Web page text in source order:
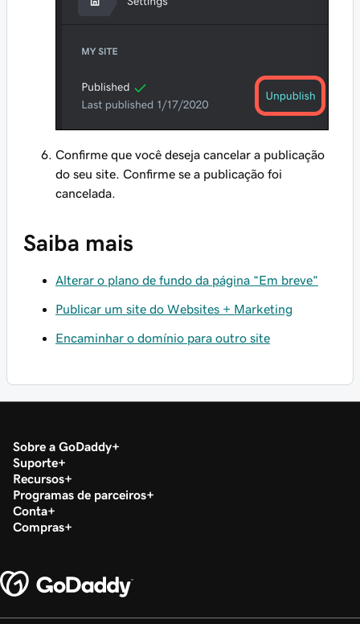
Confirme que você deseja cancelar a publicação
do seu site. Confirme se a publicação foi
cancelada.
Saiba mais
Alterar o plano de fundo da página “Em breve”
Publicar um site do Websites + Marketing
Encaminhar o domínio para outro site
Sobre a GoDaddy
Suporte
Recursos
Programas de parceiros
Conta
Compras